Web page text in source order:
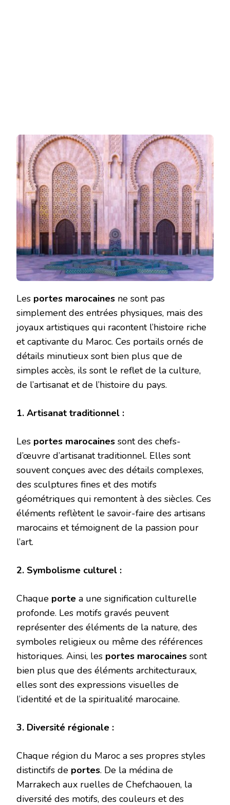
Les portes marocaines ne sont pas
simplement des entrées physiques, mais des
joyaux artistiques qui racontent l’histoire riche
et captivante du Maroc. Ces portails ornés de
détails minutieux sont bien plus que de
simples accès, ils sont le reflet de la culture,
de l’artisanat et de l’histoire du pays.
1. Artisanat traditionnel :
Les portes marocaines sont des chefs-
d’œuvre d’artisanat traditionnel. Elles sont
souvent conçues avec des détails complexes,
des sculptures fines et des motifs
géométriques qui remontent à des siècles. Ces
éléments reflètent le savoir-faire des artisans
marocains et témoignent de la passion pour
l’art.
2. Symbolisme culturel :
Chaque porte a une signification culturelle
profonde. Les motifs gravés peuvent
représenter des éléments de la nature, des
symboles religieux ou même des références
historiques. Ainsi, les portes marocaines sont
bien plus que des éléments architecturaux,
elles sont des expressions visuelles de
l’identité et de la spiritualité marocaine.
3. Diversité régionale :
Chaque région du Maroc a ses propres styles
distinctifs de portes. De la médina de
Marrakech aux ruelles de Chefchaouen, la
diversité des motifs, des couleurs et des